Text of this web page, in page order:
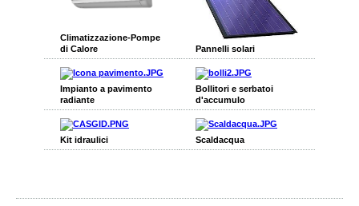
Climatizzazione-Pompe
di Calore
Pannelli solari
Impianto a pavimento
radiante
Bollitori e serbatoi
d'accumulo
Kit idraulici Scaldacqua